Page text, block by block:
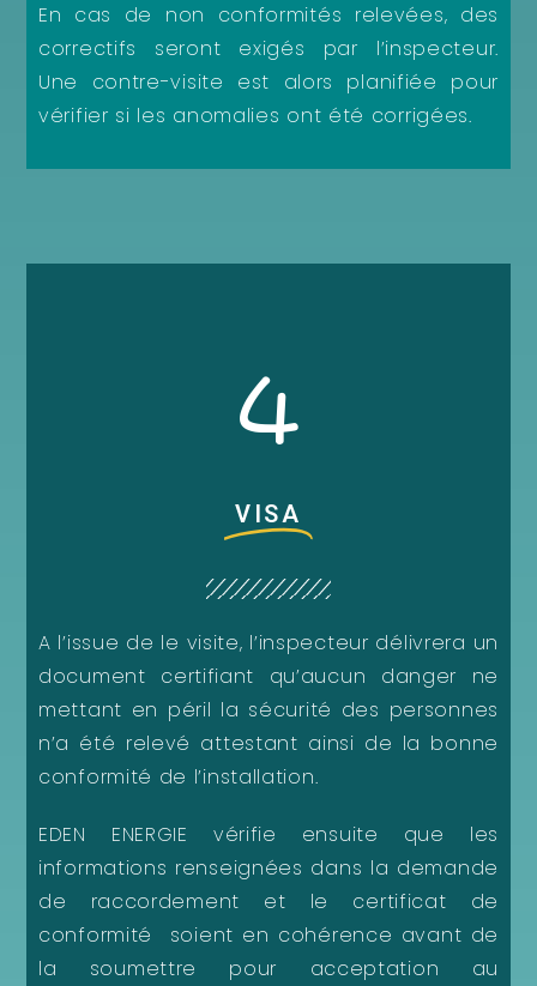
En cas de non conformités relevées, des
correctifs seront exigés par l’inspecteur.
Une contre-visite est alors planifiée pour
vérifier si les anomalies ont été corrigées.
4
VISA
A l’issue de le visite, l’inspecteur délivrera un
document certifiant qu’aucun danger ne
mettant en péril la sécurité des personnes
n’a été relevé attestant ainsi de la bonne
conformité de l’installation.
EDEN ENERGIE vérifie ensuite que les
informations renseignées dans la demande
de raccordement et le certificat de
conformité soient en cohérence avant de
la soumettre pour acceptation au